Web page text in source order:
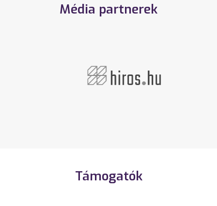
Média partnerek
Támogatók